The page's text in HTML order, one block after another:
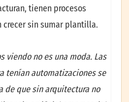
tienen procesos
sin sumar plantilla.
viendo no es una moda. Las
tenían automatizaciones se
de que sin arquitectura no